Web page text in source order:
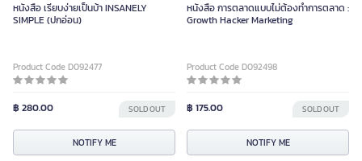
หนังสือ เรียบง่ายเป็นบ้า INSANELY
SIMPLE (ปกอ่อน)
Product Code D092477
฿ 280.00 SOLD OUT
NOTIFY ME
หนังสือ การตลาดแบบไม่ต้องทำการตลาด :
Growth Hacker Marketing
Product Code D092498
฿ 175.00 SOLD OUT
NOTIFY ME